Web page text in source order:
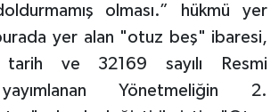
olması.” hükmü yer
yer alan "otuz beş" ibaresi,
ve 32169 sayılı Resmi
Yönetmeliğin 2.